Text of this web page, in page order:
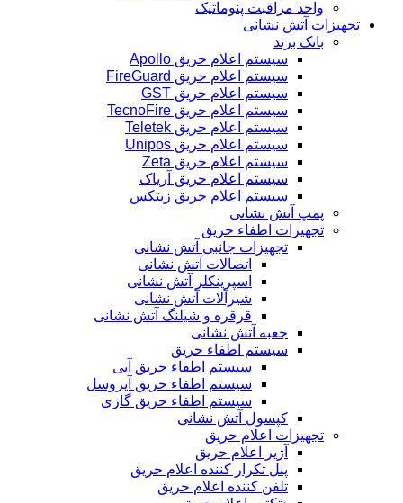
واحد مراقبت پنوماتیک
تجهیزات آتش نشانی
بانک برند
سیستم اعلام حریق Apollo
سیستم اعلام حریق FireGuard
سیستم اعلام حریق GST
سیستم اعلام حریق TecnoFire
سیستم اعلام حریق Teletek
سیستم اعلام حریق Unipos
سیستم اعلام حریق Zeta
سیستم اعلام حریق آریاک
سیستم اعلام حریق زیتکس
پمپ آتش نشانی
تجهیزات اطفاء حریق
تجهیزات جانبی آتش نشانی
اتصالات آتش نشانی
اسپرینکلر آتش نشانی
شیرآلات آتش نشانی
قرقره و شیلنگ آتش نشانی
جعبه آتش نشانی
سیستم اطفاء حریق
سیستم اطفاء حریق آبی
سیستم اطفاء حریق آیروسل
سیستم اطفاء حریق گازی
کپسول آتش نشانی
تجهیزات اعلام حریق
آژیر اعلام حریق
پنل تکرار کننده اعلام حریق
تلفن کننده اعلام حریق